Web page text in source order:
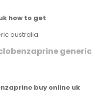
how to get
australia
generic
buy online uk